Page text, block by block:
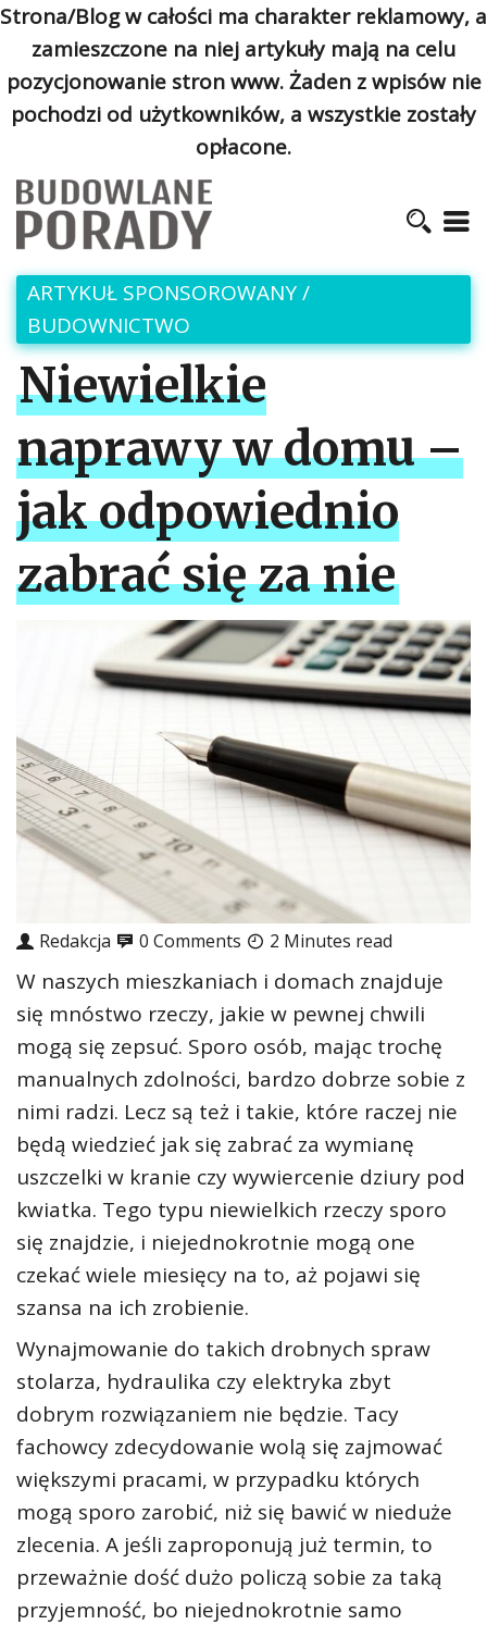
Strona/Blog w całości ma charakter reklamowy, a
zamieszczone na niej artykuły mają na celu
pozycjonowanie stron www. Żaden z wpisów nie
pochodzi od użytkowników, a wszystkie zostały
opłacone.
ARTYKUŁ SPONSOROWANY/
BUDOWNICTWO
Niewielkie
naprawy w domu –
jak odpowiednio
zabrać się za nie
Redakcja 0 Comments 2 Minutes read
W naszych mieszkaniach i domach znajduje
się mnóstwo rzeczy, jakie w pewnej chwili
mogą się zepsuć. Sporo osób, mając trochę
manualnych zdolności, bardzo dobrze sobie z
nimi radzi. Lecz są też i takie, które raczej nie
będą wiedzieć jak się zabrać za wymianę
uszczelki w kranie czy wywiercenie dziury pod
kwiatka. Tego typu niewielkich rzeczy sporo
się znajdzie, i niejednokrotnie mogą one
czekać wiele miesięcy na to, aż pojawi się
szansa na ich zrobienie.
Wynajmowanie do takich drobnych spraw
stolarza, hydraulika czy elektryka zbyt
dobrym rozwiązaniem nie będzie. Tacy
fachowcy zdecydowanie wolą się zajmować
większymi pracami, w przypadku których
mogą sporo zarobić, niż się bawić w nieduże
zlecenia. A jeśli zaproponują już termin, to
przeważnie dość dużo policzą sobie za taką
przyjemność, bo niejednokrotnie samo